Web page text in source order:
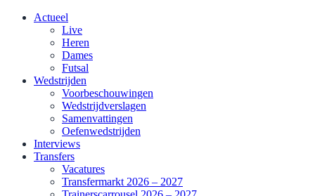
Actueel
Live
Heren
Dames
Futsal
Wedstrijden
Voorbeschouwingen
Wedstrijdverslagen
Samenvattingen
Oefenwedstrijden
Interviews
Transfers
Vacatures
Transfermarkt 2026 – 2027